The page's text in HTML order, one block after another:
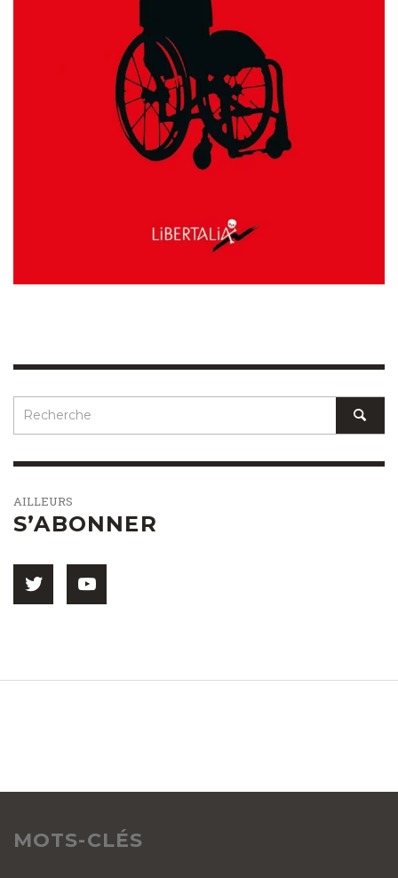
AILLEURS
S’ABONNER
MOTS-CLÉS